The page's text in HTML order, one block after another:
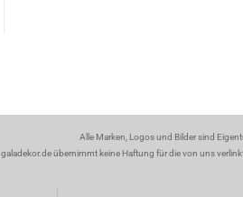
Alle Marken, Logos und Bilder sind
galadekor.de übernimmt keine Haftung für die von uns